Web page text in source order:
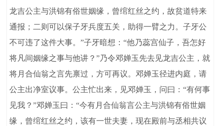
龙吉公主与洪锦有俗世姻缘，曾绾红丝之约，故贫道特来
通报；二则可以保子牙兵度五关，助得一臂之力。子牙公
不可违了这件大事。”子牙暗想：“他乃蕊宫仙子，吾怎好
将凡间姻缘之事与他讲？”乃令邓婵玉先去见龙吉公主，就
将月合仙翁之言先禀过，方可再议。邓婵玉径进内庭，请
公主出净室议事。公主忙出来，见邓婵玉，问曰：“有何事
见我？”邓婵玉曰：“今有月合仙翁言公主与洪锦有俗世姻
缘，曾绾红丝之约，该有一世夫妻，现在殿前与丞相共议